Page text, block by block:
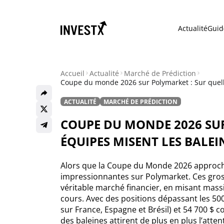
Actualité
Actualité Bitcoin
Actualité Altcoins
Actualité NFT
Actualité
Accueil Actualité
Marché de Prédiction
Coupe du monde 2026 sur Polymarket : Sur
ACTUALITÉ MARCHÉ DE PRÉDICTION
COUPE DU MONDE 2026
ÉQUIPES MISENT LES
Alors que la Coupe du Monde 2026
impressionnantes sur Polymarket. Ces
véritable marché financier, en misant
cours. Avec des positions dépassant les
sur France, Espagne et Brésil) et 54 700 $
des baleines attirent de plus en plus